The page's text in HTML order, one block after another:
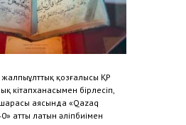
қозғалысы ҚР
кітапханасы­мен бірлесіп,
аясында «Qazaq
атты латын әліпбиі­мен